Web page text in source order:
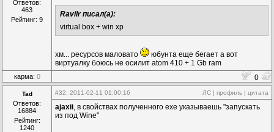
Ответов:
463
Рейтинг: 9
Ravilr писал(а):
virtual box + win xp
хм... ресурсов маловато
юбунта еще бегает а вот
виртуалку боюсь не осилит atom 410 + 1 Gb ram
карма: 0 0
Tad
Ответов:
16884
Рейтинг:
1240
#32: 2011-02-11 01:00:16 ЛС | профиль | цитата
ajaxii, в свойствах полученного exe указываешь "запускать
из под Wine"